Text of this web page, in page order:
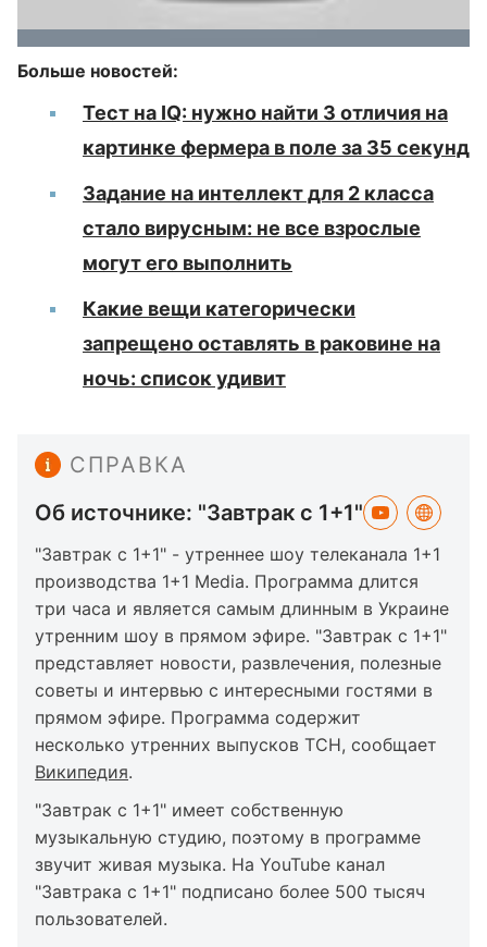
Больше новостей:
Тест на IQ: нужно найти 3 отличия на
картинке фермера в поле за 35 секунд
Задание на интеллект для 2 класса
стало вирусным: не все взрослые
могут его выполнить
Какие вещи категорически
запрещено оставлять в раковине на
ночь: список удивит
СПРАВКА
Об источнике: "Завтрак с 1+1"
"Завтрак с 1+1" - утреннее шоу телеканала 1+1
производства 1+1 Media. Программа длится
три часа и является самым длинным в Украине
утренним шоу в прямом эфире. "Завтрак с 1+1"
представляет новости, развлечения, полезные
советы и интервью с интересными гостями в
прямом эфире. Программа содержит
несколько утренних выпусков ТСН, сообщает
Википедия.
"Завтрак с 1+1" имеет собственную
музыкальную студию, поэтому в программе
звучит живая музыка. На YouTube канал
"Завтрака с 1+1" подписано более 500 тысяч
пользователей.